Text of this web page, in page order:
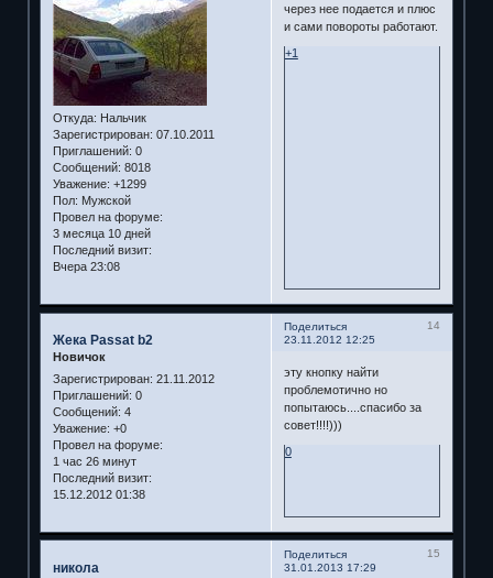
Откуда: Нальчик
Зарегистрирован: 07.10.2011
Приглашений: 0
Сообщений: 8018
Уважение: +1299
Пол: Мужской
Провел на форуме:
3 месяца 10 дней
Последний визит:
Вчера 23:08
через нее подается и плюс
и сами повороты работают.
+1
Поделиться
14
23.11.2012 12:25
Жека Passat b2
Новичок
Зарегистрирован: 21.11.2012
Приглашений: 0
Сообщений: 4
Уважение: +0
Провел на форуме:
1 час 26 минут
Последний визит:
15.12.2012 01:38
эту кнопку найти
проблемотично но
попытаюсь....спасибо за
совет!!!!)))
0
Поделиться
15
31.01.2013 17:29
никола